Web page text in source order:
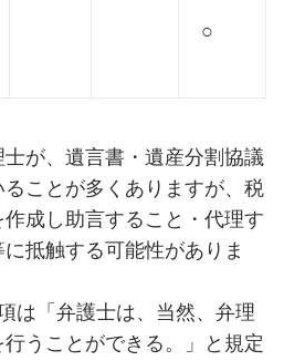
○
が、遺言書・遺産分割協議
ことが多くありますが、税
成し助言すること・代理す
抵触する可能性がありま
「弁護士は、当然、弁理
うことができる。」と規定